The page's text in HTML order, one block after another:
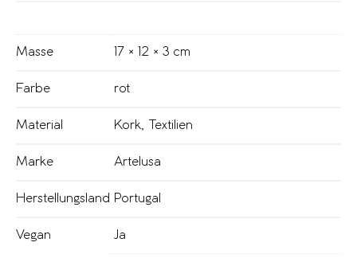
Masse 17 × 12 × 3 cm
Farbe rot
Material Kork, Textilien
Marke Artelusa
Herstellungsland Portugal
Vegan Ja